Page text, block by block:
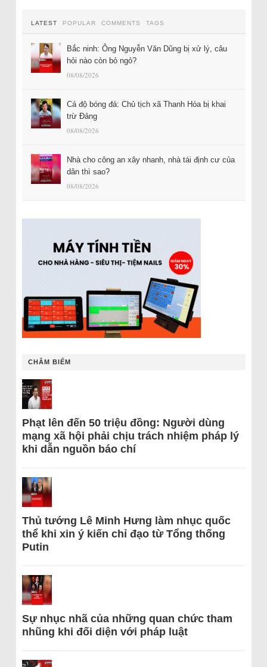
LATEST POPULAR COMMENTS TAGS
Bắc ninh: Ông Nguyễn Văn Dũng bị xử lý, câu
hỏi nào còn bỏ ngỏ?
08/08/2026
Cá độ bóng đá: Chủ tịch xã Thanh Hóa bị khai
trừ Đảng
08/08/2026
Nhà cho công an xây nhanh, nhà tái định cư của
dân thì sao?
08/08/2026
CHÂM BIẾM
Phạt lên đến 50 triệu đồng: Người dùng
mạng xã hội phải chịu trách nhiệm pháp lý
khi dẫn nguồn báo chí
Thủ tướng Lê Minh Hưng làm nhục quốc
thể khi xin ý kiến chỉ đạo từ Tổng thống
Putin
Sự nhục nhã của những quan chức tham
nhũng khi đối diện với pháp luật